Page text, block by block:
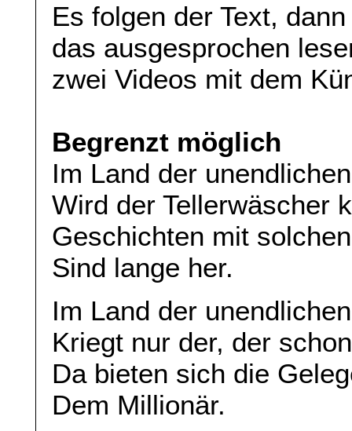
Es folgen der Text,
das ausgesprochen
zwei Videos mit dem
Begrenzt möglich
Im Land der
Wird der Tellerwäscher
Geschichten mit
Sind lange her.
Im Land der
Kriegt nur der, der
Da bieten sich die
Dem Millionär.